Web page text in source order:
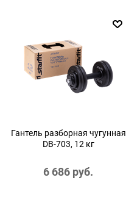
Гантель разборная чугунная
DB-703, 12 кг
6 686 руб.